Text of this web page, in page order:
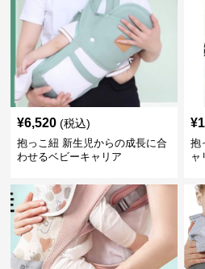
¥6,520 (税込)
抱っこ紐 新生児からの成長に合
わせるベビーキャリア
¥
抱
ャ